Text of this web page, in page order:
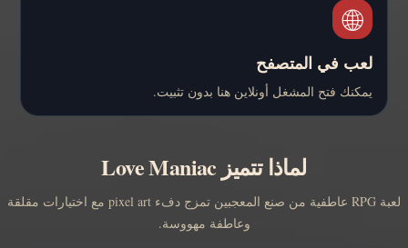
🌐
لعب في المتصفح
يمكنك فتح المشغل أونلاين هنا بدون تثبيت.
لماذا تتميز Love Maniac
لعبة RPG عاطفية من صنع المعجبين تمزج دفء pixel art مع اختيارات مقلقة
وعاطفة مهووسة.